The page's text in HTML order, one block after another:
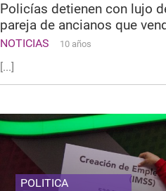
Policías detienen con lujo
pareja de ancianos que
NOTICIAS 10 años
[...]
POLITICA